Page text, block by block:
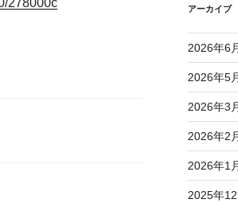
278000c アーカイブ
2026年6
2026年5
2026年3
2026年2
2026年1
2025年12